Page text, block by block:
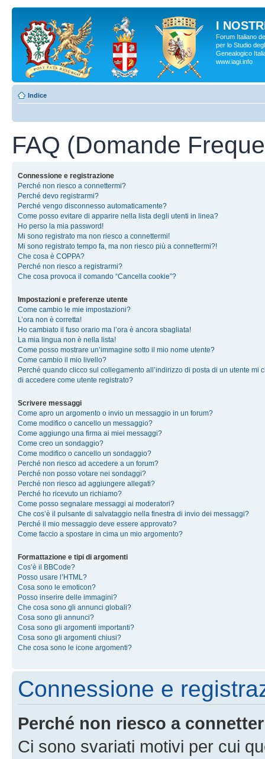
I
Forum Italiano
per lo Studio
Genealogico
www.iagi.info
Indice
FAQ (Domande
Connessione e registrazione
Perché non riesco a connettermi?
Perché devo registrarmi?
Perché vengo disconnesso automaticamente?
Come posso evitare di apparire nella lista degli utenti in linea?
Ho perso la mia password!
Mi sono registrato ma non riesco a connettermi!
Mi sono registrato tempo fa, ma non riesco più a connettermi?!
Che cosa è COPPA?
Perché non riesco a registrarmi?
Che cosa provoca il comando “Cancella cookie”?
Impostazioni e preferenze utente
Come cambio le mie impostazioni?
L’ora non è corretta!
Ho cambiato il fuso orario ma l’ora è ancora sbagliata!
La mia lingua non è nella lista!
Come posso mostrare un’immagine sotto il mio nome utente?
Come cambio il mio livello?
Perché quando clicco sul collegamento all’indirizzo di posta di un utente mi
di accedere come utente registrato?
Scrivere messaggi
Come apro un argomento o invio un messaggio in un forum?
Come modifico o cancello un messaggio?
Come aggiungo una firma ai miei messaggi?
Come creo un sondaggio?
Come modifico o cancello un sondaggio?
Perché non riesco ad accedere a un forum?
Perché non posso votare nei sondaggi?
Perché non riesco ad aggiungere allegati?
Perché ho ricevuto un richiamo?
Come posso segnalare messaggi ai moderatori?
Che cos’è il pulsante di salvataggio nella finestra di invio dei messaggi?
Perché il mio messaggio deve essere approvato?
Come faccio a spostare in cima un mio argomento?
Formattazione e tipi di argomenti
Cos’è il BBCode?
Posso usare l’HTML?
Cosa sono le emoticon?
Posso inserire delle immagini?
Che cosa sono gli annunci globali?
Cosa sono gli annunci?
Cosa sono gli argomenti importanti?
Cosa sono gli argomenti chiusi?
Che cosa sono le icone argomenti?
Connessione e
Perché non riesco a
Ci sono svariati motivi per cui